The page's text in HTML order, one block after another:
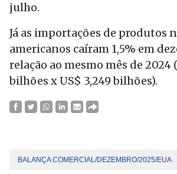
julho.
Já as importações de produtos
americanos caíram 1,5% em
relação ao mesmo mês de 2024
bilhões x US$ 3,249 bilhões).
BALANÇA COMERCIAL/DEZEMBRO/2025/EUA